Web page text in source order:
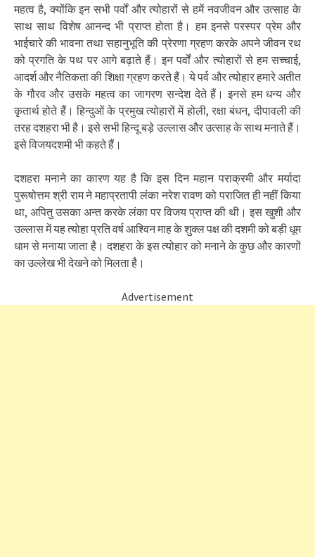
महत्व है, क्योंकि इन सभी पर्वों और त्योहारों से हमें नवजीवन और उत्साह के
साथ साथ विशेष आनन्द भी प्राप्त होता है। हम इनसे परस्पर प्रेम और
भाईचारे की भावना तथा सहानुभूति की प्रेरणा ग्रहण करके अपने जीवन रथ
को प्रगति के पथ पर आगे बढ़ाते हैं। इन पर्वों और त्योहारों से हम सच्चाई,
आदर्श और नैतिकता की शिक्षा ग्रहण करते हैं। ये पर्व और त्योहार हमारे अतीत
के गौरव और उसके महत्व का जागरण सन्देश देते हैं। इनसे हम धन्य और
कृतार्थ होते हैं। हिन्दुओं के प्रमुख त्योहारों में होली, रक्षा बंधन, दीपावली की
तरह दशहरा भी है। इसे सभी हिन्दू बड़े उल्लास और उत्साह के साथ मनाते हैं।
इसे विजयदशमी भी कहते हैं।
दशहरा मनाने का कारण यह है कि इस दिन महान पराक्रमी और मर्यादा
पुरूषोत्तम श्री राम ने महाप्रतापी लंका नरेश रावण को पराजित ही नहीं किया
था, अपितु उसका अन्त करके लंका पर विजय प्राप्त की थी। इस खुशी और
उल्लास में यह त्योहा प्रति वर्ष आश्विन माह के शुक्ल पक्ष की दशमी को बड़ी धूम
धाम से मनाया जाता है। दशहरा के इस त्योहार को मनाने के कुछ और कारणों
का उल्लेख भी देखने को मिलता है।
Advertisement